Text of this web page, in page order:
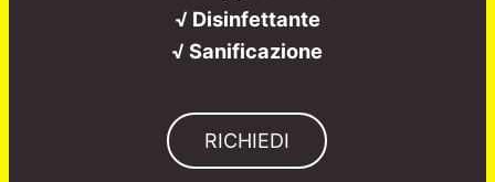
√ Disinfettante
√ Sanificazione
RICHIEDI